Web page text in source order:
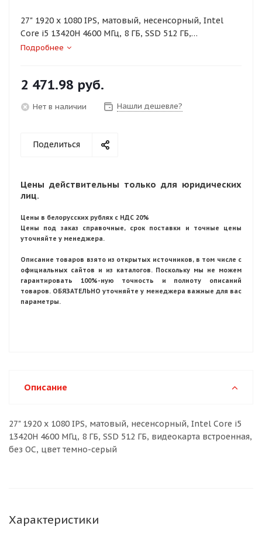
27" 1920 x 1080 IPS, матовый, несенсорный, Intel
Core i5 13420H 4600 МГц, 8 ГБ, SSD 512 ГБ,
видеокарта встроенная, без ОС, цвет темно-серый
Подробнее
2 471.98 руб.
Нет в наличии Нашли дешевле?
Поделиться
Цены действительны только для юридических
лиц.
Цены в белорусских рублях с НДС 20%
Цены под заказ справочные, срок поставки и точные цены
уточняйте у менеджера.
Описание товаров взято из открытых источников, в том числе с
официальных сайтов и из каталогов. Поскольку мы не можем
гарантировать 100%-ную точность и полноту описаний
товаров. ОБЯЗАТЕЛЬНО уточняйте у менеджера важные для вас
параметры.
Описание
27" 1920 x 1080 IPS, матовый, несенсорный, Intel Core i5
13420H 4600 МГц, 8 ГБ, SSD 512 ГБ, видеокарта встроенная,
без ОС, цвет темно-серый
Характеристики